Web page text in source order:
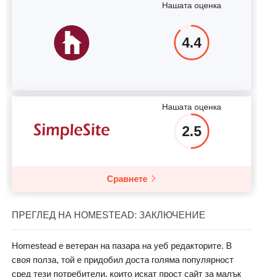
Нашата оценка
4.4
Нашата оценка
2.5
Сравнете
ПРЕГЛЕД НА HOMESTEAD: ЗАКЛЮЧЕНИЕ
Homestead е ветеран на пазара на уеб редакторите. В
своя полза, той е придобил доста голяма популярност
сред тези потребители, които искат прост сайт за малък